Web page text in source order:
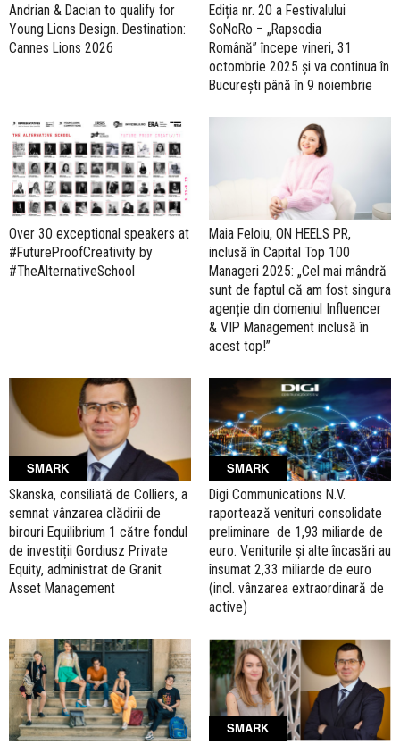
Andrian & Dacian to qualify for
Young Lions Design. Destination:
Cannes Lions 2026
Ediția nr. 20 a Festivalului
SoNoRo – „Rapsodia
Română” începe vineri, 31
octombrie 2025 și va continua în
București până în 9 noiembrie
Over 30 exceptional speakers at
#FutureProofCreativity by
#TheAlternativeSchool
Maia Feloiu, ON HEELS PR,
inclusă în Capital Top 100
Manageri 2025: „Cel mai mândră
sunt de faptul că am fost singura
agenție din domeniul Influencer
& VIP Management inclusă în
acest top!”
SMARK
Skanska, consiliată de Colliers, a
semnat vânzarea clădirii de
birouri Equilibrium 1 către fondul
de investiții Gordiusz Private
Equity, administrat de Granit
Asset Management
SMARK
Digi Communications N.V.
raportează venituri consolidate
preliminare de 1,93 miliarde de
euro. Veniturile și alte încasări au
însumat 2,33 miliarde de euro
(incl. vânzarea extraordinară de
active)
SMARK